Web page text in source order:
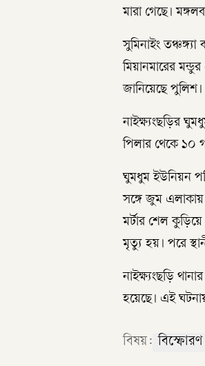
মারা গেছে।
সুমিনাইং
মিয়ানমারের
জানিয়েছে পুলিশ।
নাইক্ষ্যংছড়ির
পিলার থেকে ১০
ঘুমধুম ইউনিয়ন
সঙ্গে জুম এলাকায়
মর্টার শেল
মৃত্যু হয়। পরে
নাইক্ষ্যংছড়ি
হয়েছে। এই ঘটনায়
বিষয়: বিস্ফোরণ